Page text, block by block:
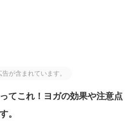
が含まれています。
てこれ！ヨガの効果や注意点
。